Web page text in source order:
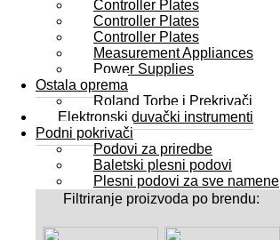
Controller Plates
Controller Plates
Controller Plates
Measurement Appliances
Power Supplies
Ostala oprema
Roland Torbe i Prekrivači
Elektronski duvački instrumenti
Podni pokrivači
Podovi za priredbe
Baletski plesni podovi
Plesni podovi za sve namene
Filtriranje proizvoda po brendu: